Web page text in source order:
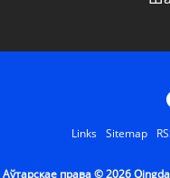
Links Sitemap
Аўтарскае права © 2026